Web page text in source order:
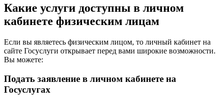
Какие услуги доступны в личном
кабинете физическим лицам
Если вы являетесь физическим лицом, то личный кабинет на
сайте Госуслуги открывает перед вами широкие возможности.
Вы можете:
Подать заявление в личном кабинете на
Госуслугах